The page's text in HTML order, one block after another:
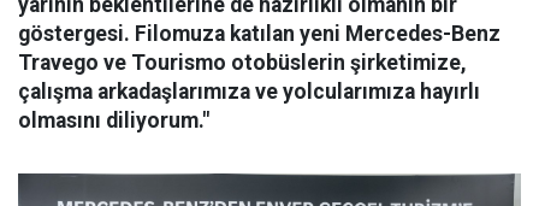
yarının beklentilerine de hazırlıklı olmanın bir
göstergesi. Filomuza katılan yeni Mercedes-Benz
Travego ve Tourismo otobüslerin şirketimize,
çalışma arkadaşlarımıza ve yolcularımıza hayırlı
olmasını diliyorum."